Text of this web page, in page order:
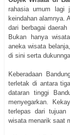
rahasia umum lagi
keindahan alamnya.
dari berbagai
Bukan hanya
aneka wisata
di sini serta
Keberadaan
terletak di antara
dataran tinggi
menyegarkan.
terlepas dari tujuan
wisata menarik saat